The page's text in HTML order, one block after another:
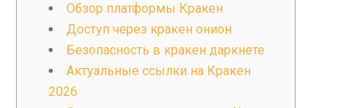
Обзор платформы Кракен
Доступ через кракен онион
Безопасность в кракен даркнете
Актуальные ссылки на Кракен
2026